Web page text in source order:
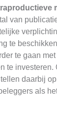
van
te
te gaan
te
daarbij
als